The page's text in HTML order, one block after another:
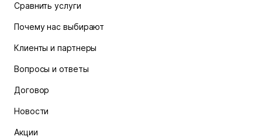
Сравнить услуги
Почему нас выбирают
Клиенты и партнеры
Вопросы и ответы
Договор
Новости
Акции